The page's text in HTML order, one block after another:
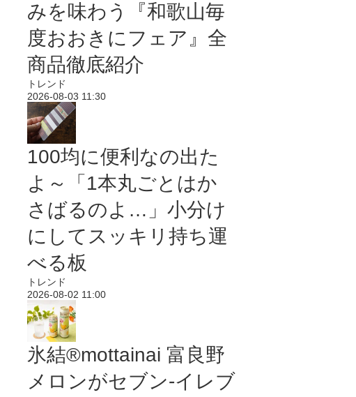
みを味わう『和歌山毎
度おおきにフェア』全
商品徹底紹介
トレンド
2026-08-03 11:30
100均に便利なの出た
よ～「1本丸ごとはか
さばるのよ…」小分け
にしてスッキリ持ち運
べる板
トレンド
2026-08-02 11:00
氷結®mottainai 富良野
メロンがセブン‐イレブ